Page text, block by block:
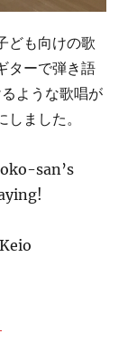
ども向けの歌
ターで弾き語
ような歌唱が
ました。
san’s